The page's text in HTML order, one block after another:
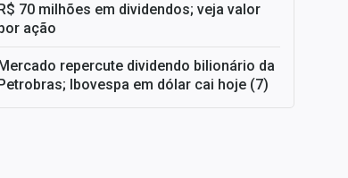
70 milhões em dividendos; veja valor
ação
repercute dividendo bilionário da
Ibovespa em dólar cai hoje (7)